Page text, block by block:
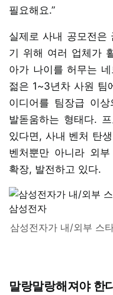
필요해요.”
실제로 사내 공모전은
기 위해 여러 업체가
아가 나이를 허무는
젊은 1~3년차 사원 팀
이디어를 팀장급 이
발돋움하는 형태다.
있다면, 사내 벤처 탄
벤처뿐만 아니라 외
확장, 발전하고 있다.
삼성전자가 내/외부 스
말랑말랑해져야 한